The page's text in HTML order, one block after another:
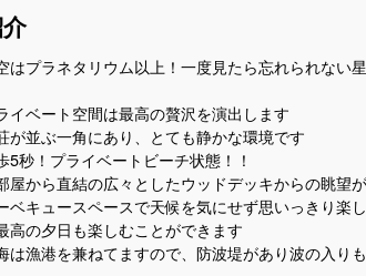
はプラネタリウム以上！一度見たら忘れられない
イベート空間は最高の贅沢を演出します
が並ぶ一角にあり、とても静かな環境です
5秒！プライベートビーチ状態！！
屋から直結の広々としたウッドデッキからの眺望
ベキュースペースで天候を気にせず思いっきり楽
高の夕日も楽しむことができます
は漁港を兼ねてますので、防波堤があり波の入り